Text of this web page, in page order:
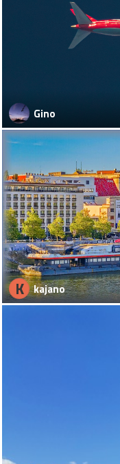
Gino
K kajano